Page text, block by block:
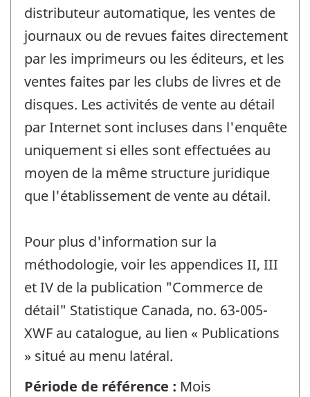
distributeur automatique, les ventes de
journaux ou de revues faites directement
par les imprimeurs ou les éditeurs, et les
ventes faites par les clubs de livres et de
disques. Les activités de vente au détail
par Internet sont incluses dans l'enquête
uniquement si elles sont effectuées au
moyen de la même structure juridique
que l'établissement de vente au détail.
Pour plus d'information sur la
méthodologie, voir les appendices II, III
et IV de la publication "Commerce de
détail" Statistique Canada, no. 63-005-
XWF au catalogue, au lien « Publications
» situé au menu latéral.
Période de référence : Mois